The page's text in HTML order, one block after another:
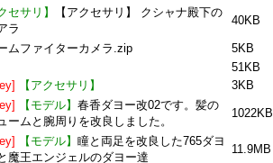
セサリ】
【アクセサリ】 クシャナ殿下の
ラ
40KB
ムファイターカメラ.zip
5KB
51KB
【アクセサリ】 3KB
【モデル】 春香ダヨー改02です。髪の
ームと腕周りを改良しました。
1022KB
【モデル】 瞳と両足を改良した765ダヨ
魔王エンジェルのダヨー達
11.9MB